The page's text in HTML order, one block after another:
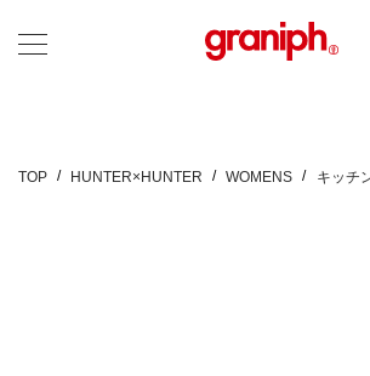
カテゴリーから探す
TOP HUNTER×HUNTER WOMENS キッチ